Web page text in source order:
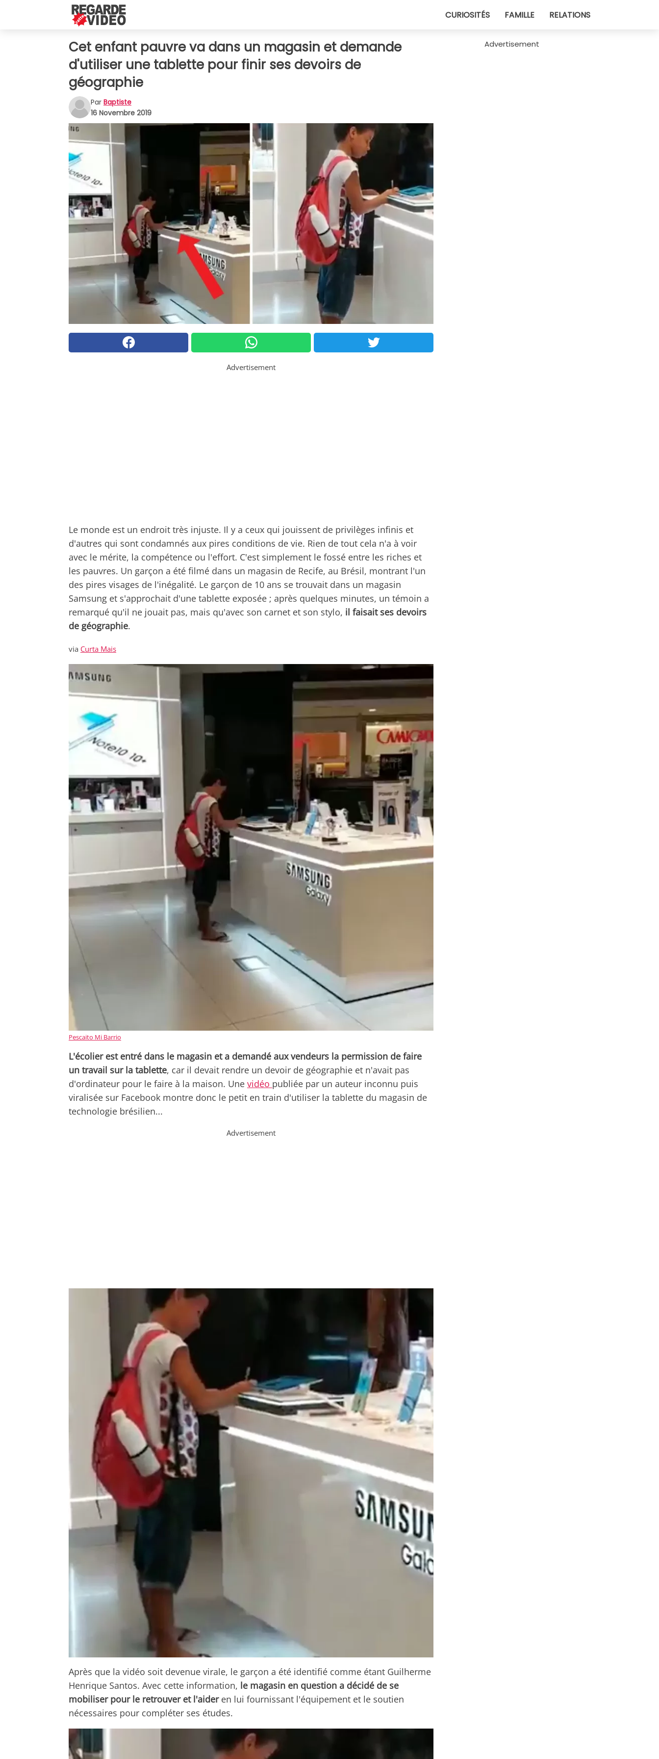
CURIOSITÉS FAMILLE RELATIONS
Cet enfant pauvre va dans un magasin et demande
d'utiliser une tablette pour finir ses devoirs de
géographie
Par Baptiste
16 Novembre 2019
Advertisement
Le monde est un endroit très injuste. Il y a ceux qui jouissent de privilèges infinis et
d'autres qui sont condamnés aux pires conditions de vie. Rien de tout cela n'a à voir
avec le mérite, la compétence ou l'effort. C'est simplement le fossé entre les riches et
les pauvres. Un garçon a été filmé dans un magasin de Recife, au Brésil, montrant l'un
des pires visages de l'inégalité. Le garçon de 10 ans se trouvait dans un magasin
Samsung et s'approchait d'une tablette exposée ; après quelques minutes, un témoin a
remarqué qu'il ne jouait pas, mais qu'avec son carnet et son stylo, il faisait ses devoirs
de géographie.
via Curta Mais
Pescaito Mi Barrio
L'écolier est entré dans le magasin et a demandé aux vendeurs la permission de faire
un travail sur la tablette, car il devait rendre un devoir de géographie et n'avait pas
d'ordinateur pour le faire à la maison. Une vidéo publiée par un auteur inconnu puis
viralisée sur Facebook montre donc le petit en train d'utiliser la tablette du magasin de
technologie brésilien...
Advertisement
Après que la vidéo soit devenue virale, le garçon a été identifié comme étant Guilherme
Henrique Santos. Avec cette information, le magasin en question a décidé de se
mobiliser pour le retrouver et l'aideren lui fournissant l'équipement et le soutien
nécessaires pour compléter ses études.
Advertisement